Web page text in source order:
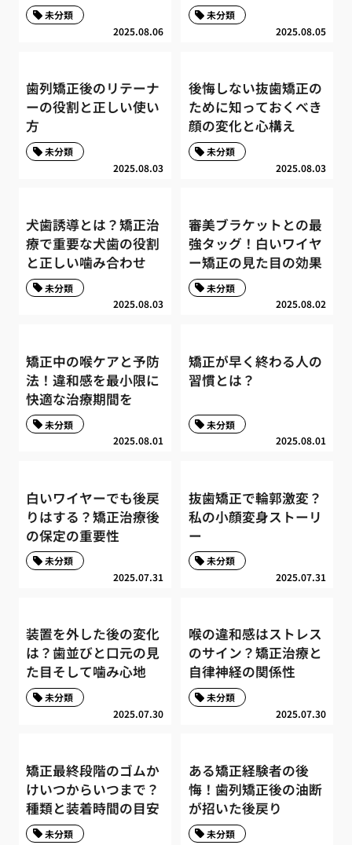
2025.08.06
未分類
2025.08.05
未分類
歯列矯正後のリテーナ
ーの役割と正しい使い
方
2025.08.03
未分類
後悔しない抜歯矯正の
ために知っておくべき
顔の変化と心構え
2025.08.03
未分類
犬歯誘導とは？矯正治
療で重要な犬歯の役割
と正しい噛み合わせ
2025.08.03
未分類
審美ブラケットとの最
強タッグ！白いワイヤ
ー矯正の見た目の効果
2025.08.02
未分類
矯正中の喉ケアと予防
法！違和感を最小限に
快適な治療期間を
2025.08.01
未分類
矯正が早く終わる人の
習慣とは？
2025.08.01
未分類
白いワイヤーでも後戻
りはする？矯正治療後
の保定の重要性
2025.07.31
未分類
抜歯矯正で輪郭激変？
私の小顔変身ストーリ
ー
2025.07.31
未分類
装置を外した後の変化
は？歯並びと口元の見
た目そして噛み心地
2025.07.30
未分類
喉の違和感はストレス
のサイン？矯正治療と
自律神経の関係性
2025.07.30
未分類
矯正最終段階のゴムか
けいつからいつまで？
種類と装着時間の目安
未分類
ある矯正経験者の後
悔！歯列矯正後の油断
が招いた後戻り
未分類